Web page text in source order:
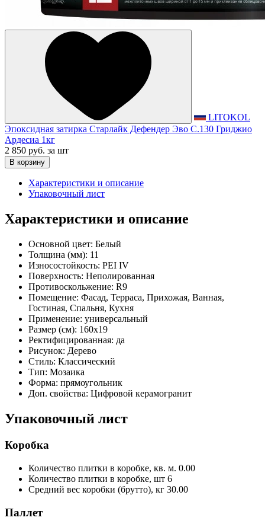
LITOKOL
Эпоксидная затирка Старлайк Дефендер Эво С.130 Гриджио
Ардесиа 1кг
2 850 руб. за шт
В корзину
Характеристики и описание
Упаковочный лист
Характеристики и описание
Основной цвет: Белый
Толщина (мм): 11
Износостойкость: PEI IV
Поверхность: Неполированная
Противоскольжение: R9
Помещение: Фасад, Терраса, Прихожая, Ванная,
Гостиная, Спальня, Кухня
Применение: универсальный
Размер (см): 160x19
Ректифицированная: да
Рисунок: Дерево
Стиль: Классический
Тип: Мозаика
Форма: прямоугольник
Доп. свойства: Цифровой керамогранит
Упаковочный лист
Коробка
Количество плитки в коробке, кв. м. 0.00
Количество плитки в коробке, шт 6
Средний вес коробки (брутто), кг 30.00
Паллет